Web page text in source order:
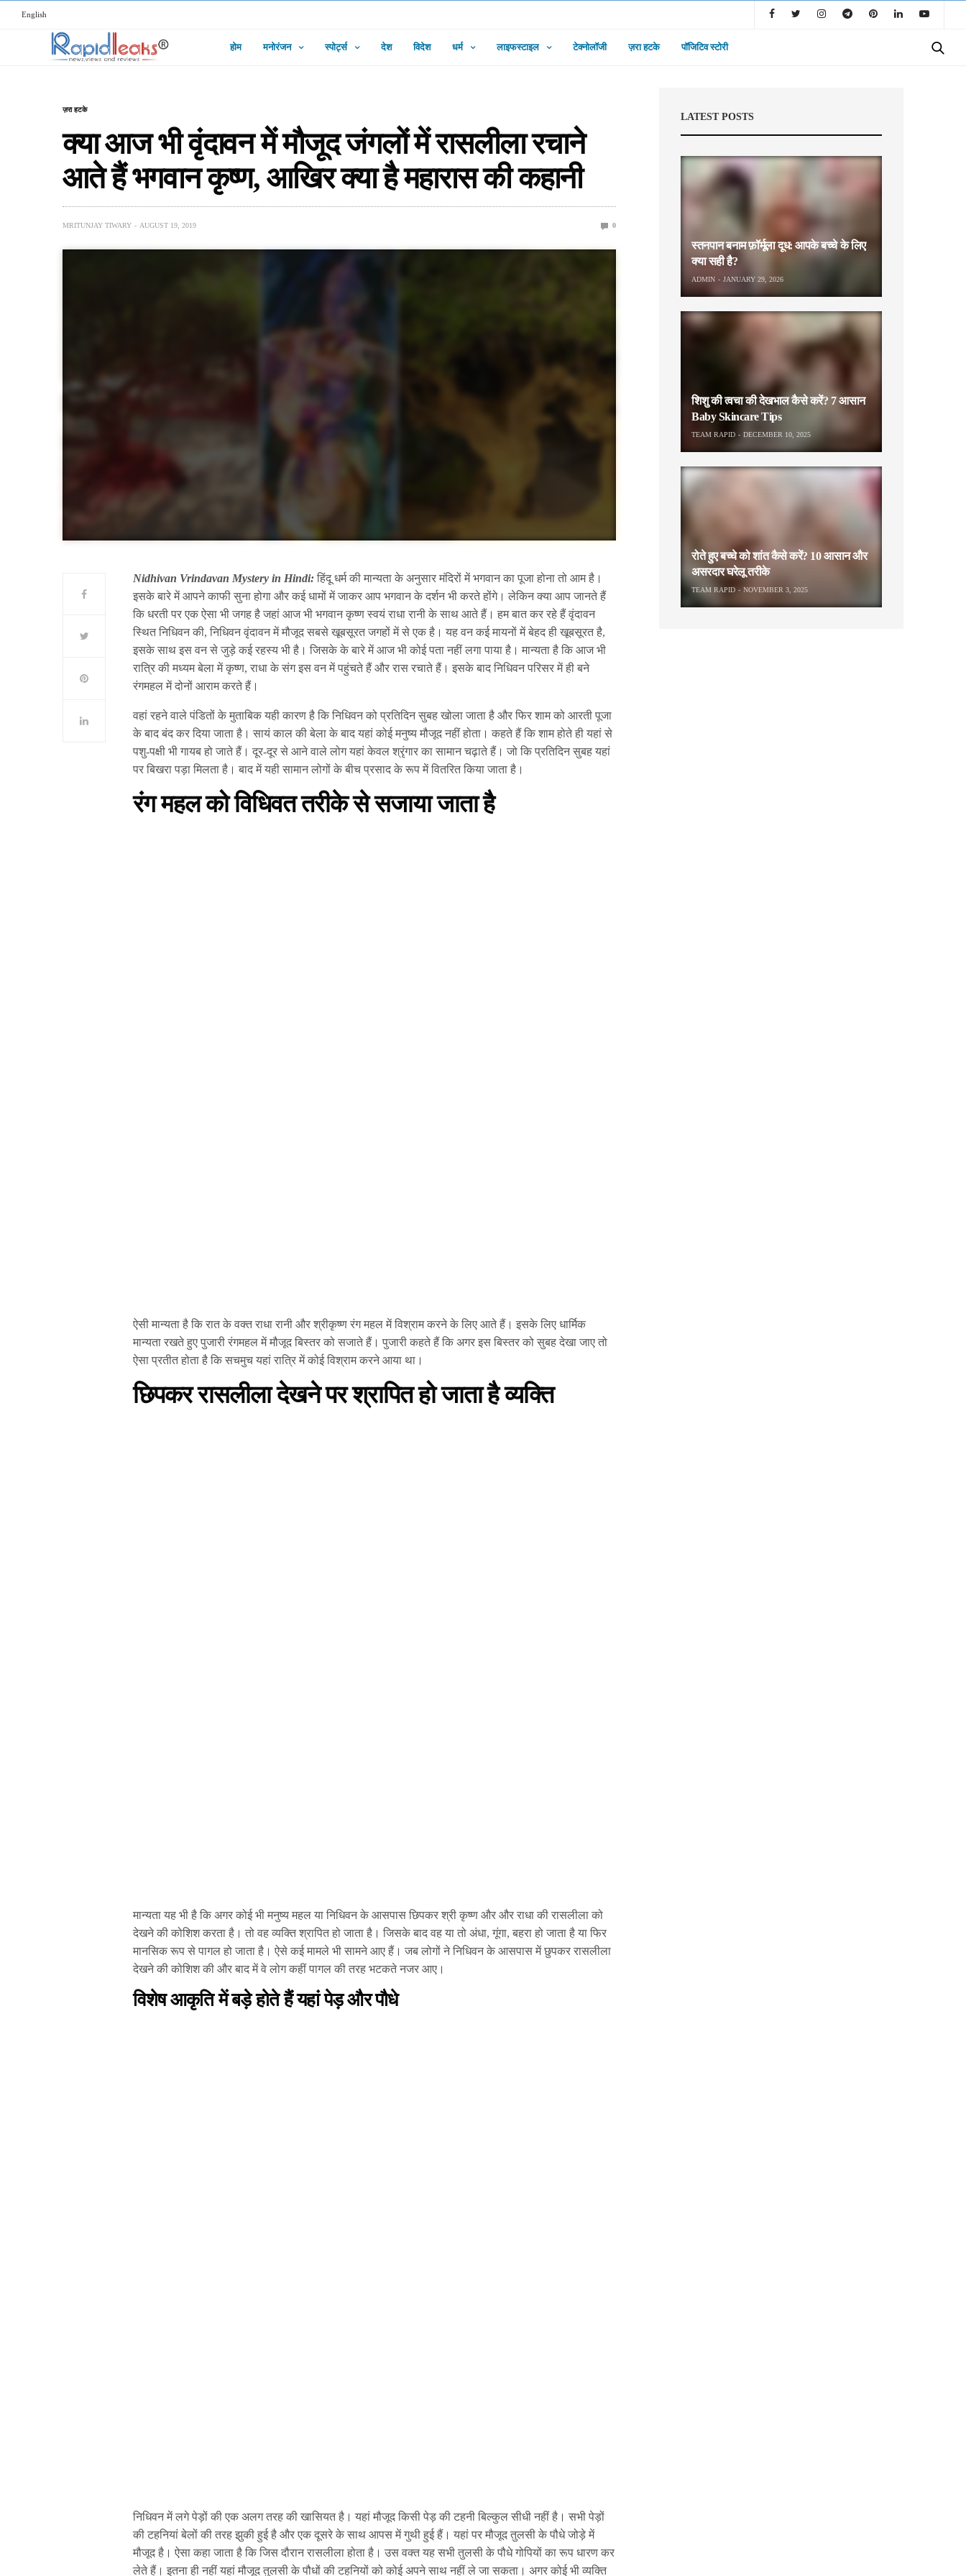
English
होम मनोरंजन स्पोर्ट्स देश विदेश धर्म लाइफस्टाइल टेक्नोलॉजी ज़रा हटके पॉजिटिव स्टोरी
ज़रा हटके
क्या आज भी वृंदावन में मौजूद जंगलों में रासलीला रचाने
आते हैं भगवान कृष्ण, आखिर क्या है महारास की कहानी
MRITUNJAY TIWARY AUGUST 19, 2019 0
Nidhivan Vrindavan Mystery in Hindi: हिंदू धर्म की मान्यता के अनुसार मंदिरों में भगवान का पूजा होना तो आम है।
इसके बारे में आपने काफी सुना होगा और कई धामों में जाकर आप भगवान के दर्शन भी करते होंगे। लेकिन क्या आप जानते हैं
कि धरती पर एक ऐसा भी जगह है जहां आज भी भगवान कृष्ण स्वयं राधा रानी के साथ आते हैं। हम बात कर रहे हैं वृंदावन
स्थित निधिवन की, निधिवन वृंदावन में मौजूद सबसे खूबसूरत जगहों में से एक है। यह वन कई मायनों में बेहद ही खूबसूरत है,
इसके साथ इस वन से जुड़े कई रहस्य भी है। जिसके के बारे में आज भी कोई पता नहीं लगा पाया है। मान्यता है कि आज भी
रात्रि की मध्यम बेला में कृष्ण, राधा के संग इस वन में पहुंचते हैं और रास रचाते हैं। इसके बाद निधिवन परिसर में ही बने
रंगमहल में दोनों आराम करते हैं।
वहां रहने वाले पंडितों के मुताबिक यही कारण है कि निधिवन को प्रतिदिन सुबह खोला जाता है और फिर शाम को आरती पूजा
के बाद बंद कर दिया जाता है। सायं काल की बेला के बाद यहां कोई मनुष्य मौजूद नहीं होता। कहते हैं कि शाम होते ही यहां से
पशु-पक्षी भी गायब हो जाते हैं। दूर-दूर से आने वाले लोग यहां केवल श्रृंगार का सामान चढ़ाते हैं। जो कि प्रतिदिन सुबह यहां
पर बिखरा पड़ा मिलता है। बाद में यही सामान लोगों के बीच प्रसाद के रूप में वितरित किया जाता है।
रंग महल को विधिवत तरीके से सजाया जाता है
ऐसी मान्यता है कि रात के वक्त राधा रानी और श्रीकृष्ण रंग महल में विश्राम करने के लिए आते हैं। इसके लिए धार्मिक
मान्यता रखते हुए पुजारी रंगमहल में मौजूद बिस्तर को सजाते हैं। पुजारी कहते हैं कि अगर इस बिस्तर को सुबह देखा जाए तो
ऐसा प्रतीत होता है कि सचमुच यहां रात्रि में कोई विश्राम करने आया था।
छिपकर रासलीला देखने पर श्रापित हो जाता है व्यक्ति
मान्यता यह भी है कि अगर कोई भी मनुष्य महल या निधिवन के आसपास छिपकर श्री कृष्ण और और राधा की रासलीला को
देखने की कोशिश करता है। तो वह व्यक्ति श्रापित हो जाता है। जिसके बाद वह या तो अंधा, गूंगा, बहरा हो जाता है या फिर
मानसिक रूप से पागल हो जाता है। ऐसे कई मामले भी सामने आए हैं। जब लोगों ने निधिवन के आसपास में छुपकर रासलीला
देखने की कोशिश की और बाद में वे लोग कहीं पागल की तरह भटकते नजर आए।
विशेष आकृति में बड़े होते हैं यहां पेड़ और पौधे
निधिवन में लगे पेड़ों की एक अलग तरह की खासियत है। यहां मौजूद किसी पेड़ की टहनी बिल्कुल सीधी नहीं है। सभी पेड़ों
की टहनियां बेलों की तरह झुकी हुई है और एक दूसरे के साथ आपस में गुथी हुई हैं। यहां पर मौजूद तुलसी के पौधे जोड़े में
मौजूद है। ऐसा कहा जाता है कि जिस दौरान रासलीला होता है। उस वक्त यह सभी तुलसी के पौधे गोपियों का रूप धारण कर
लेते हैं। इतना ही नहीं यहां मौजूद तुलसी के पौधों की टहनियों को कोई अपने साथ नहीं ले जा सकता। अगर कोई भी व्यक्ति
LATEST POSTS
स्तनपान बनाम फ़ॉर्मूला दूध: आपके बच्चे के लिए
क्या सही है?
ADMIN JANUARY 29, 2026
शिशु की त्वचा की देखभाल कैसे करें? 7 आसान
Baby Skincare Tips
TEAM RAPID DECEMBER 10, 2025
रोते हुए बच्चे को शांत कैसे करें? 10 आसान और
असरदार घरेलू तरीके
TEAM RAPID NOVEMBER 3, 2025